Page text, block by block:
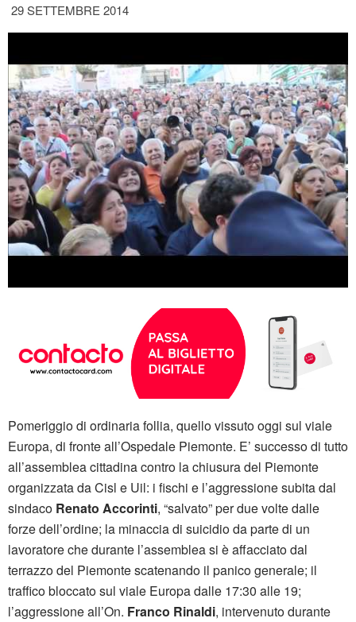
29 SETTEMBRE 2014
Pomeriggio di ordinaria follia, quello vissuto oggi sul viale
Europa, di fronte all’Ospedale Piemonte. E’ successo di tutto
all’assemblea cittadina contro la chiusura del Piemonte
organizzata da Cisl e Uil: i fischi e l’aggressione subita dal
sindaco Renato Accorinti, “salvato” per due volte dalle
forze dell’ordine; la minaccia di suicidio da parte di un
lavoratore che durante l’assemblea si è affacciato dal
terrazzo del Piemonte scatenando il panico generale; il
traffico bloccato sul viale Europa dalle 17:30 alle 19;
l’aggressione all’On. Franco Rinaldi, intervenuto durante